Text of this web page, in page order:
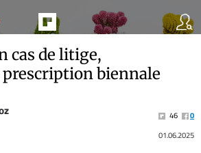
cas de litige,
biennale
46
0
01.06.2025